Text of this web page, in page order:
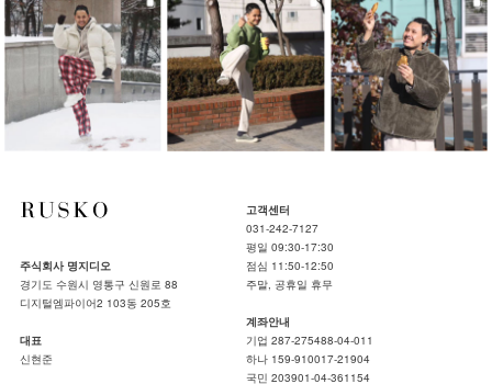
주식회사 명지디오
경기도 수원시 영통구 신원로 88
디지털엠파이어2 103동 205호
대표
신현준
고객센터
031-242-7127
평일 09:30-17:30
점심 11:50-12:50
주말, 공휴일 휴무
계좌안내
기업 287-275488-04-011
하나 159-910017-21904
국민 203901-04-361154